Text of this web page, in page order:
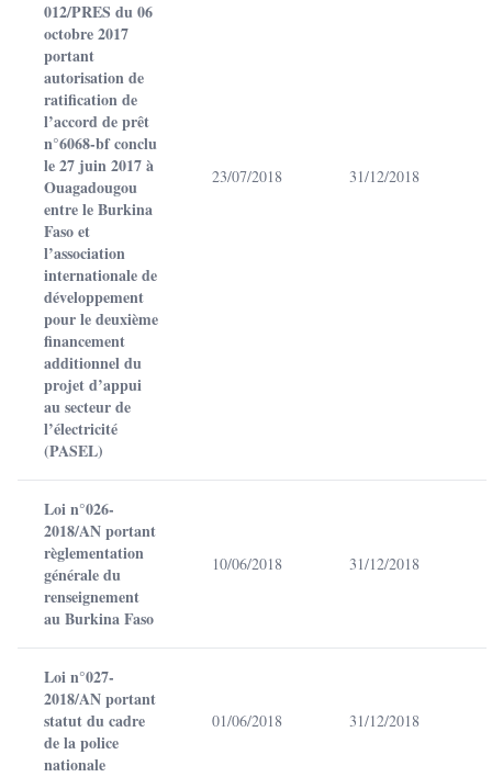
012/PRES du 06
octobre 2017
portant
autorisation de
ratification de
l’accord de prêt
n°6068-bf conclu
le 27 juin 2017 à
Ouagadougou
entre le Burkina
Faso et
l’association
internationale de
développement
pour le deuxième
financement
additionnel du
projet d’appui
au secteur de
l’électricité
(PASEL)
23/07/2018 31/12/2018
Loi n°026-
2018/AN portant
règlementation
générale du
renseignement
au Burkina Faso
10/06/2018 31/12/2018
Loi n°027-
2018/AN portant
statut du cadre
de la police
nationale
01/06/2018 31/12/2018